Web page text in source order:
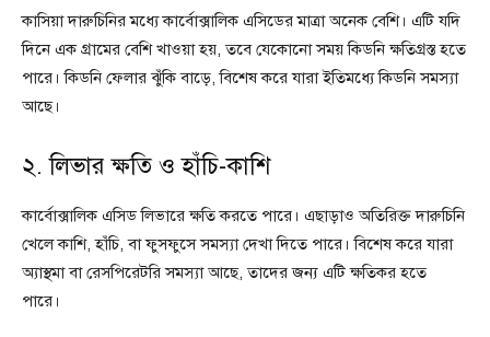
কাসিয়া দারুচিনির মধ্যে কার্বোক্সালিক এসিডের মাত্রা অনেক বেশি। এটি যদি
দিনে এক গ্রামের বেশি খাওয়া হয়, তবে যেকোনো সময় কিডনি ক্ষতিগ্রস্ত হতে
পারে। কিডনি ফেলার ঝুঁকি বাড়ে, বিশেষ করে যারা ইতিমধ্যে কিডনি সমস্যা
আছে।
২. লিভার ক্ষতি ও হাঁচি-কাশি
কার্বোক্সালিক এসিড লিভারে ক্ষতি করতে পারে। এছাড়াও অতিরিক্ত দারুচিনি
খেলে কাশি, হাঁচি, বা ফুসফুসে সমস্যা দেখা দিতে পারে। বিশেষ করে যারা
অ্যাস্থমা বা রেসপিরেটরি সমস্যা আছে, তাদের জন্য এটি ক্ষতিকর হতে
পারে।